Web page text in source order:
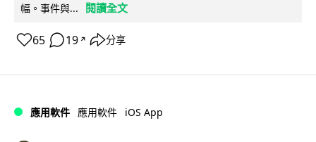
幅。事件與...
閱讀全文
65 19 ↗ 分享
應用軟件 應用軟件 iOS App